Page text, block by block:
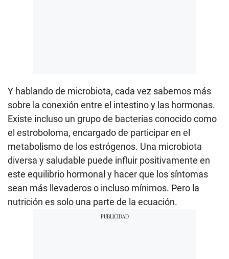
Y hablando de microbiota, cada vez sabemos más
sobre la conexión entre el intestino y las hormonas.
Existe incluso un grupo de bacterias conocido como
el estroboloma, encargado de participar en el
metabolismo de los estrógenos. Una microbiota
diversa y saludable puede influir positivamente en
este equilibrio hormonal y hacer que los síntomas
sean más llevaderos o incluso mínimos. Pero la
nutrición es solo una parte de la ecuación.